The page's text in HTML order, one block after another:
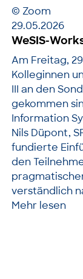
© Zoom
29.05.2026
WeSIS-
Am Freitag,
Kolleginnen
III an den
gekommen
Information
Nils Düpont,
fundierte
den
verständlich
Mehr lesen